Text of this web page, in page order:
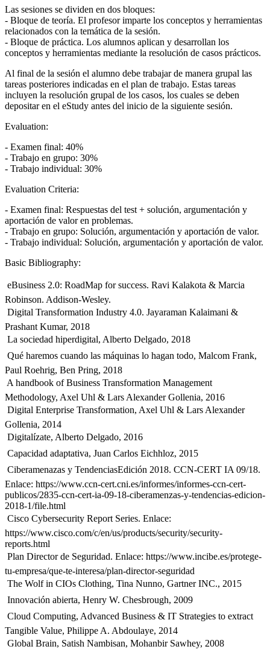
Las sesiones se dividen en dos bloques:
- Bloque de teoría. El profesor imparte los conceptos y herramientas
relacionados con la temática de la sesión.
- Bloque de práctica. Los alumnos aplican y desarrollan los
conceptos y herramientas mediante la resolución de casos prácticos.
Al final de la sesión el alumno debe trabajar de manera grupal las
tareas posteriores indicadas en el plan de trabajo. Estas tareas
incluyen la resolución grupal de los casos, los cuales se deben
depositar en el eStudy antes del inicio de la siguiente sesión.
Evaluation:
- Examen final: 40%
- Trabajo en grupo: 30%
- Trabajo individual: 30%
Evaluation Criteria:
- Examen final: Respuestas del test + solución, argumentación y
aportación de valor en problemas.
- Trabajo en grupo: Solución, argumentación y aportación de valor.
- Trabajo individual: Solución, argumentación y aportación de valor.
Basic Bibliography:
 eBusiness 2.0: RoadMap for success. Ravi Kalakota & Marcia
Robinson. Addison-Wesley.
 Digital Transformation Industry 4.0. Jayaraman Kalaimani &
Prashant Kumar, 2018
 La sociedad hiperdigital, Alberto Delgado, 2018
 Qué haremos cuando las máquinas lo hagan todo, Malcom Frank,
Paul Roehrig, Ben Pring, 2018
 A handbook of Business Transformation Management
Methodology, Axel Uhl & Lars Alexander Gollenia, 2016
 Digital Enterprise Transformation, Axel Uhl & Lars Alexander
Gollenia, 2014
 Digitalízate, Alberto Delgado, 2016
 Capacidad adaptativa, Juan Carlos Eichhloz, 2015
 Ciberamenazas y TendenciasEdición 2018. CCN-CERT IA 09/18.
Enlace: https://www.ccn-cert.cni.es/informes/informes-ccn-cert-
publicos/2835-ccn-cert-ia-09-18-ciberamenzas-y-tendencias-edicion-
2018-1/file.html
 Cisco Cybersecurity Report Series. Enlace:
https://www.cisco.com/c/en/us/products/security/security-
reports.html
 Plan Director de Seguridad. Enlace: https://www.incibe.es/protege-
tu-empresa/que-te-interesa/plan-director-seguridad
 The Wolf in CIOs Clothing, Tina Nunno, Gartner INC., 2015
 Innovación abierta, Henry W. Chesbrough, 2009
 Cloud Computing, Advanced Business & IT Strategies to extract
Tangible Value, Philippe A. Abdoulaye, 2014
 Global Brain, Satish Nambisan, Mohanbir Sawhey, 2008